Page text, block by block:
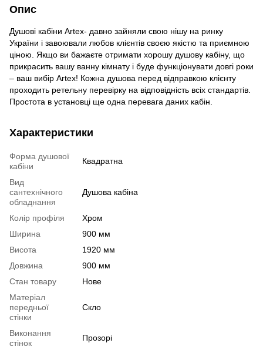
Опис
Душові кабіни Artex- давно зайняли свою нішу на ринку
України і завоювали любов клієнтів своєю якістю та приємною
ціною. Якщо ви бажаєте отримати хорошу душову кабіну, що
прикрасить вашу ванну кімнату і буде функціонувати довгі роки
– ваш вибір Artex! Кожна душова перед відправкою клієнту
проходить ретельну перевірку на відповідність всіх стандартів.
Простота в установці ще одна перевага даних кабін.
Характеристики
Форма душової
кабіни
Квадратна
Вид
сантехнічного
обладнання
Душова кабіна
Колір профіля
Хром
Ширина
900 мм
Висота
1920 мм
Довжина
900 мм
Стан товару
Нове
Матеріал
передньої
стінки
Скло
Виконання
стінок
Прозорі